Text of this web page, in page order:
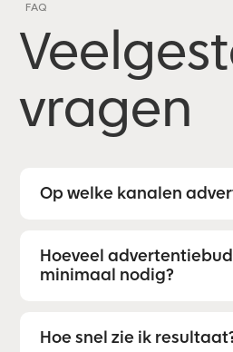
FAQ
vragen
Op welke kanalen
Hoeveel
minimaal nodig?
Hoe snel zie ik